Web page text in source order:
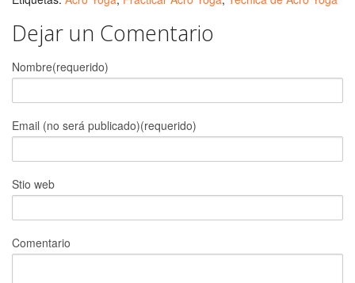
Dejar un Comentario
Nombre(requerido)
Email (no será publicado)(requerido)
Stio web
Comentario